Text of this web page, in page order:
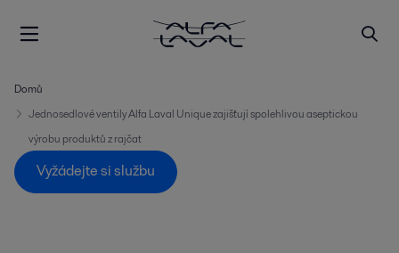
Domů
Jednosedlové ventily Alfa Laval Unique zajišťují spolehlivou aseptickou
výrobu produktů z rajčat
Vyžádejte si službu